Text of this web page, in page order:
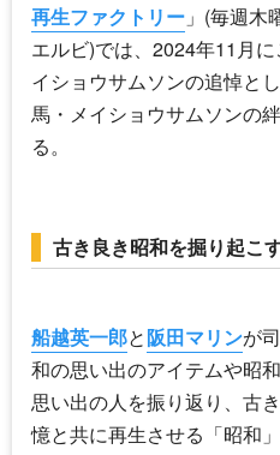
再生ファクトリー 」(毎週木
エルビ)では、2024年11月
イショウサムソンの追悼と
馬・メイショウサムソンの
る。
古き良き昭和を掘り起こ
船越英一郎と阪田マリンが
和の思い出のアイテムや昭
思い出の人を振り返り、古
憶と共に再生させる「昭和